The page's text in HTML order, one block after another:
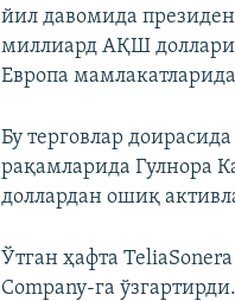
йил давомида
миллиард АҚШ
Европа
Бу терговлар
рақамларида Гулнора
доллардан ошиқ
Ўтган ҳафта
Company-га